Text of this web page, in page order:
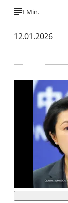
1 Min.
12.01.2026
Mit der
Hinweise